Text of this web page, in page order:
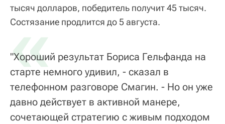
тысяч долларов, победитель получит 45 тысяч.
Состязание продлится до 5 августа.
«
"Хороший результат Бориса Гельфанда на
старте немного удивил, - сказал в
телефонном разговоре Смагин. - Но он уже
давно действует в активной манере,
сочетающей стратегию с живым подходом